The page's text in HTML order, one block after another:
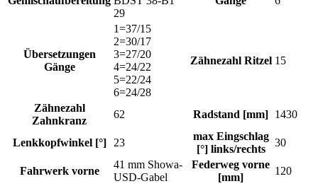
29
Übersetzungen
Gänge
1=37/15
2=30/17
3=27/20
4=24/22
5=22/24
6=24/28
Zähnezahl Ritzel 15
Zähnezahl
Zahnkranz
62 Radstand [mm] 1430
Lenkkopfwinkel [°] 23
max Eingschlag
[°] links/rechts
30
Fahrwerk vorne
41 mm Showa-
USD-Gabel
Federweg vorne
[mm]
120